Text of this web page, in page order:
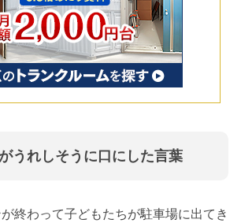
うれしそうに口にした言葉
終わって子どもたちが駐車場に出てき